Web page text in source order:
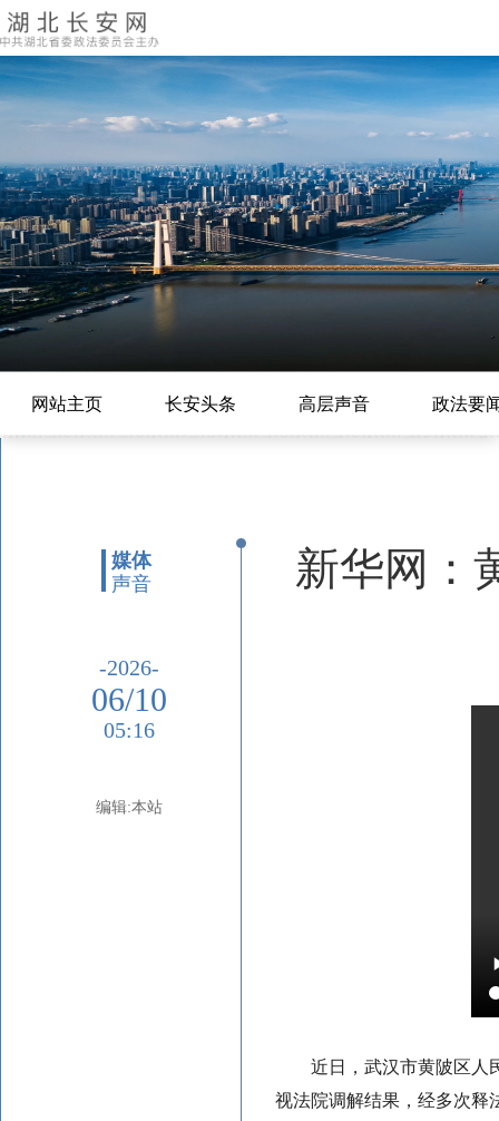
网站主页 长安头条 高层声音 政法要
媒体
声音
-2026-
06/10
05:16
编辑:本站
新华网：
近日，武汉市黄陂区人
视法院调解结果，经多次释